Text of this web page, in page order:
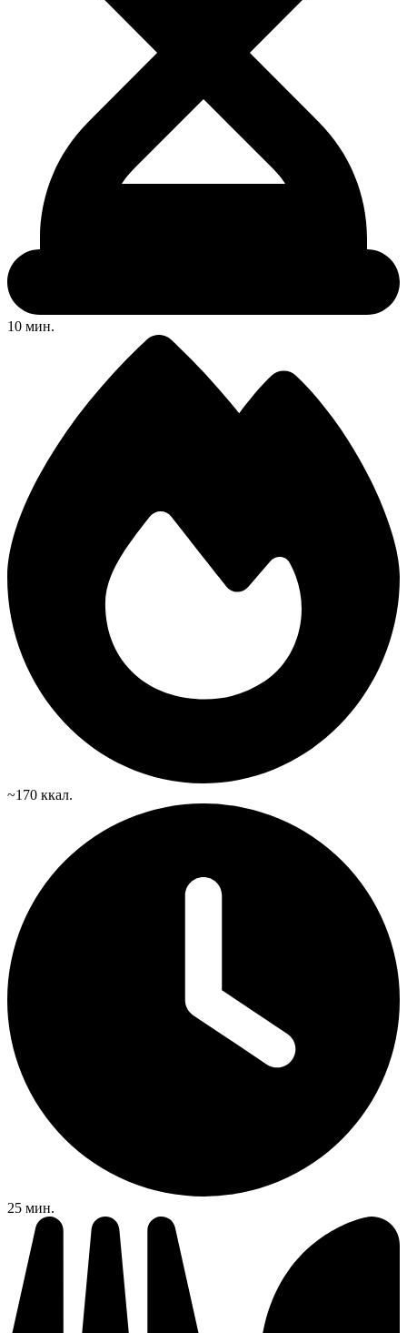
10 мин.
~170 ккал.
25 мин.